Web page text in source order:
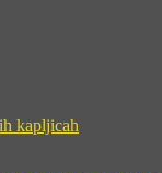
kapljicah